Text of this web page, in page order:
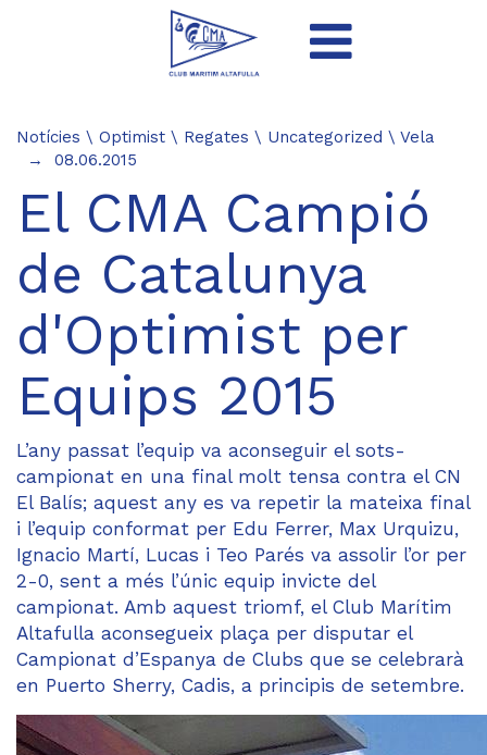
Notícies \ Optimist \ Regates \ Uncategorized \ Vela
08.06.2015
El CMA Campió
de Catalunya
d'Optimist per
Equips 2015
L’any passat l’equip va aconseguir el sots-
campionat en una final molt tensa contra el CN
El Balís; aquest any es va repetir la mateixa final
i l’equip conformat per Edu Ferrer, Max Urquizu,
Ignacio Martí, Lucas i Teo Parés va assolir l’or per
2-0, sent a més l’únic equip invicte del
campionat. Amb aquest triomf, el Club Marítim
Altafulla aconsegueix plaça per disputar el
Campionat d’Espanya de Clubs que se celebrarà
en Puerto Sherry, Cadis, a principis de setembre.